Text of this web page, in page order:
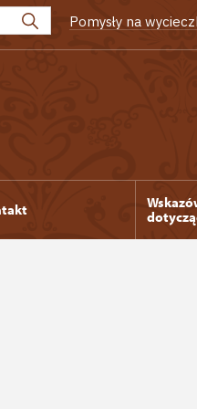
Pomysły na